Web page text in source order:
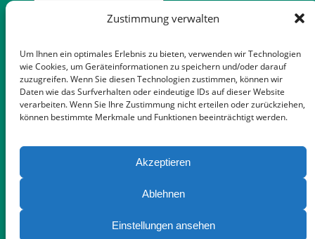
Zustimmung verwalten
Um Ihnen ein optimales Erlebnis zu bieten, verwenden wir Technologien
wie Cookies, um Geräteinformationen zu speichern und/oder darauf
zuzugreifen. Wenn Sie diesen Technologien zustimmen, können wir
Daten wie das Surfverhalten oder eindeutige IDs auf dieser Website
verarbeiten. Wenn Sie Ihre Zustimmung nicht erteilen oder zurückziehen,
können bestimmte Merkmale und Funktionen beeinträchtigt werden.
Akzeptieren
Ablehnen
Einstellungen ansehen
A cool Top header
Five Key Elements for
your Living room
Messen & Messestädte Deutschland
Abflüge Deutschland
Reiseveranstalter in Deutschland
Mietwagen mit flexibler Stornooption
Notfallnummern & Dienste
Apps für die Reise
Auswandern Mallorca
Touristik-News